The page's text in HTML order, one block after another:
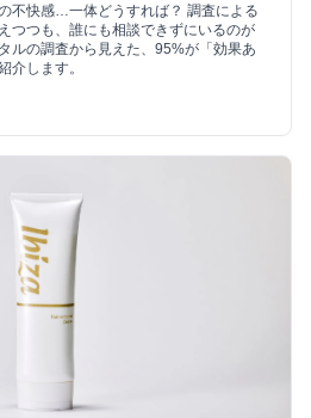
不快感…一体どうすれば？ 調査による
つつも、誰にも相談できずにいるのが
ルの調査から見えた、95%が「効果あ
介します。